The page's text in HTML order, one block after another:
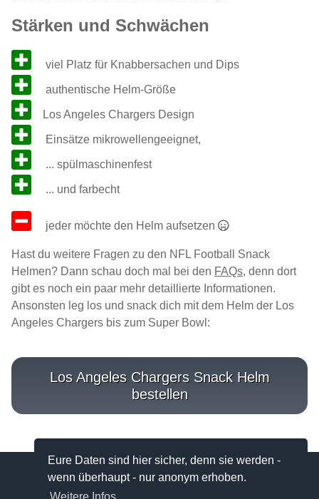
Eure Daten sind hier sicher, denn sie werden -
wenn überhaupt - nur anonym erhoben.
Stärken und Schwächen
viel Platz für Knabbersachen und Dips
authentische Helm-Größe
Los Angeles Chargers Design
Einsätze mikrowellengeeignet,
... spülmaschinenfest
... und farbecht
jeder möchte den Helm aufsetzen
Hast du weitere Fragen zu den NFL Football Snack
Helmen? Dann schau doch mal bei den FAQs, denn dort
gibt es noch ein paar mehr detaillierte Informationen.
Ansonsten leg los und snack dich mit dem Helm der Los
Angeles Chargers bis zum Super Bowl:
Los Angeles Chargers Snack Helm
bestellen
Copyright © FootballSnackHelme.de